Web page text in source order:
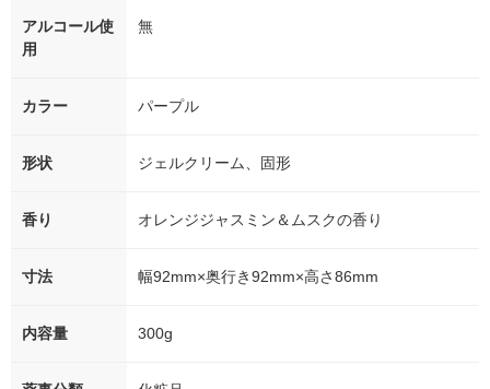
アルコール使
用
無
カラー パープル
形状 ジェルクリーム、固形
香り オレンジジャスミン＆ムスクの香り
寸法 幅92mm×奥行き92mm×高さ86mm
内容量 300g